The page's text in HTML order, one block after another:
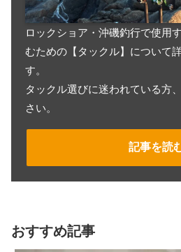
ロックショア・沖磯釣行で使用
むための【タックル】について
す。
タックル選びに迷われている方
さい。
記事を読
おすすめ記事